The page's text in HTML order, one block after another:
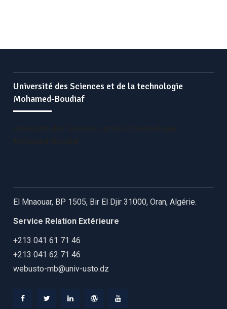
Université des Sciences et de la technologie
Mohamed-Boudiaf
El Mnaouar, BP 1505, Bir El Djir 31000, Oran, Algérie.
Service Relation Extérieure
+213 041 61 71 46
+213 041 62 71 46
webusto-mb@univ-usto.dz